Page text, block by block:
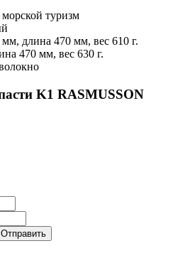
туризм
длина 470 мм, вес 610 г.
470 мм, вес 630 г.
K1 RASMUSSON